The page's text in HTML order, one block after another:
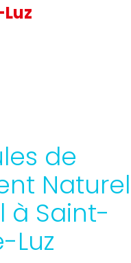
de
Naturel
à Saint-
Luz